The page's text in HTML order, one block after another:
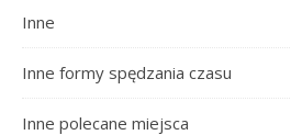
Inne
Inne formy spędzania czasu
Inne polecane miejsca